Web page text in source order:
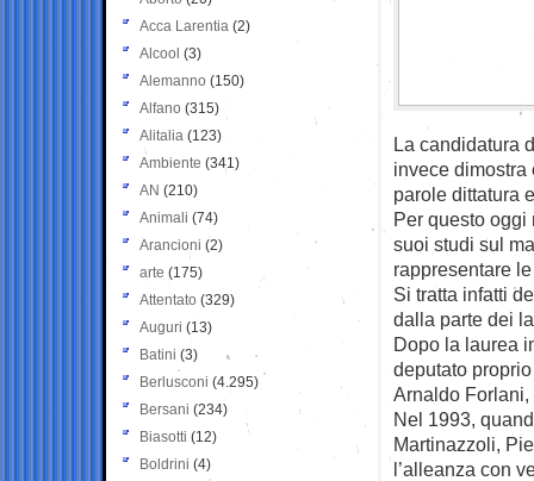
La candidatura
invece dimostra
parole dittatura
Per questo
suoi studi sul
rappresentare
Si tratta infatti
dalla parte dei
Dopo la laurea
deputato
Arnaldo
Nel 1993,
Martinazzoli,
l’alleanza con
Acca Larentia (2)
Alcool (3)
Alemanno (150)
Alfano (315)
Alitalia (123)
Ambiente (341)
AN (210)
Animali (74)
Arancioni (2)
arte (175)
Attentato (329)
Auguri (13)
Batini (3)
Berlusconi (4.295)
Bersani (234)
Biasotti (12)
Boldrini (4)